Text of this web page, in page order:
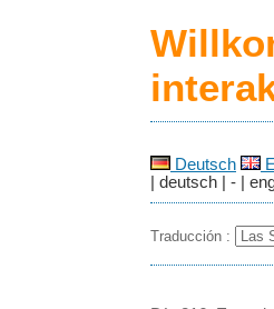
Deutsch
| deutsch | - |
Traducción :